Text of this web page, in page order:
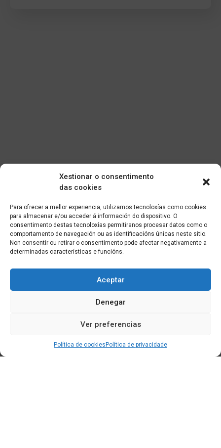
Xestionar o consentimento
das cookies
Para ofrecer a mellor experiencia, utilizamos tecnoloxías como cookies
para almacenar e/ou acceder á información do dispositivo. O
consentimento destas tecnoloxías permitiranos procesar datos como o
comportamento de navegación ou as identificacións únicas neste sitio.
Non consentir ou retirar o consentimento pode afectar negativamente a
determinadas características e funcións.
Aceptar
Denegar
Ver preferencias
Política de cookies Política de privacidade